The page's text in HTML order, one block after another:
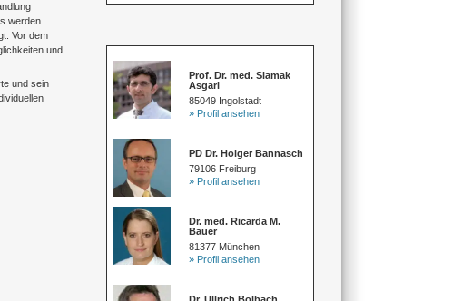
werden
Vor dem
und
und sein
Prof. Dr. med. Siamak
Asgari
85049 Ingolstadt
» Profil ansehen
PD Dr. Holger Bannasch
79106 Freiburg
» Profil ansehen
Dr. med. Ricarda M.
Bauer
81377 München
» Profil ansehen